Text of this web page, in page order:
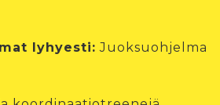
lyhyesti: Juoksuohjelma